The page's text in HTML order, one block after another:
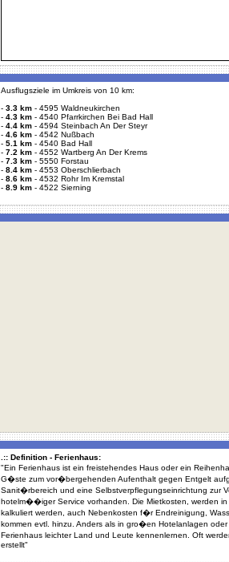
Ausflugsziele im Umkreis von 10 km:
- 3.3 km - 4595 Waldneukirchen
- 4.3 km - 4540 Pfarrkirchen Bei Bad Hall
- 4.4 km - 4594 Steinbach An Der Steyr
- 4.6 km - 4542 Nußbach
- 5.1 km - 4540 Bad Hall
- 7.2 km - 4552 Wartberg An Der Krems
- 7.3 km - 5550 Forstau
- 8.4 km - 4553 Oberschlierbach
- 8.6 km - 4532 Rohr Im Kremstal
- 8.9 km - 4522 Sierning
.:: Definition - Ferienhaus:
"Ein Ferienhaus ist ein freistehendes Haus oder ein
G�ste zum vor�bergehenden Aufenthalt gegen Entgelt
Sanit�rbereich und eine Selbstverpflegungseinrichtung zur
hotelm��iger Service vorhanden. Die Mietkosten, werden
kalkuliert werden, auch Nebenkosten f�r Endreinigung,
kommen evtl. hinzu. Anders als in gro�en Hotelanlagen
Ferienhaus leichter Land und Leute kennenlernen. Oft
erstellt"